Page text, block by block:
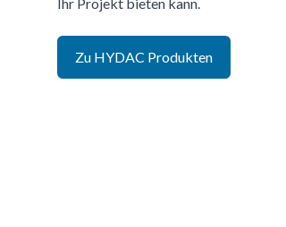
Zu HYDAC Produkten